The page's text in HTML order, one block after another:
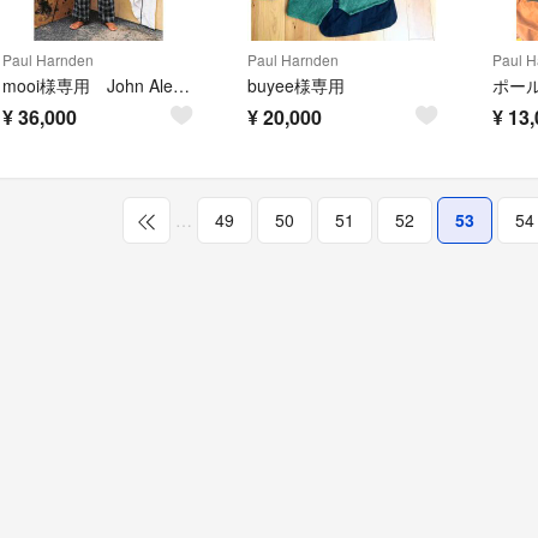
Paul Harnden
mooi様専用 John Alexander Skelton SS21
¥36,000
Paul Harnden
buyee様専用
¥20,000
Paul
¥
… 49 50 51 52 53 54